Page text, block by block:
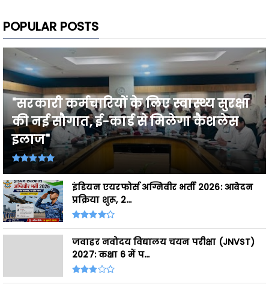
POPULAR POSTS
"सरकारी कर्मचारियों के लिए स्वास्थ्य सुरक्षा
की नई सौगात, ई-कार्ड से मिलेगा कैशलेस
इलाज"
इंडियन एयरफोर्स अग्निवीर भर्ती 2026: आवेदन
प्रक्रिया शुरू, 2...
जवाहर नवोदय विद्यालय चयन परीक्षा (JNVST)
2027: कक्षा 6 में प...